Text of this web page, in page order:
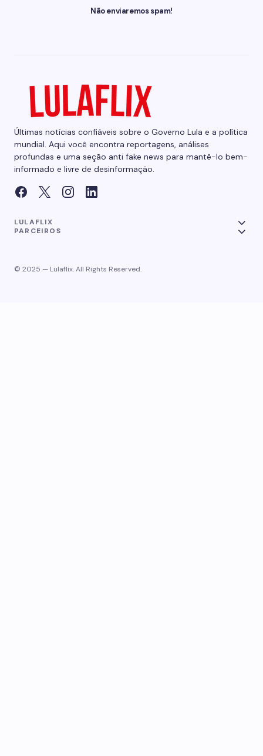
Não enviaremos spam!
Últimas notícias confiáveis sobre o Governo Lula e a política
mundial. Aqui você encontra reportagens, análises
profundas e uma seção anti fake news para mantê-lo bem-
informado e livre de desinformação.
LULAFLIX
PARCEIROS
© 2025 — Lulaflix. All Rights Reserved.